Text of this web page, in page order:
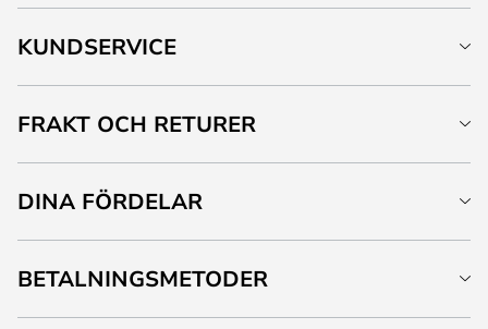
KUNDSERVICE
FRAKT OCH RETURER
DINA FÖRDELAR
BETALNINGSMETODER